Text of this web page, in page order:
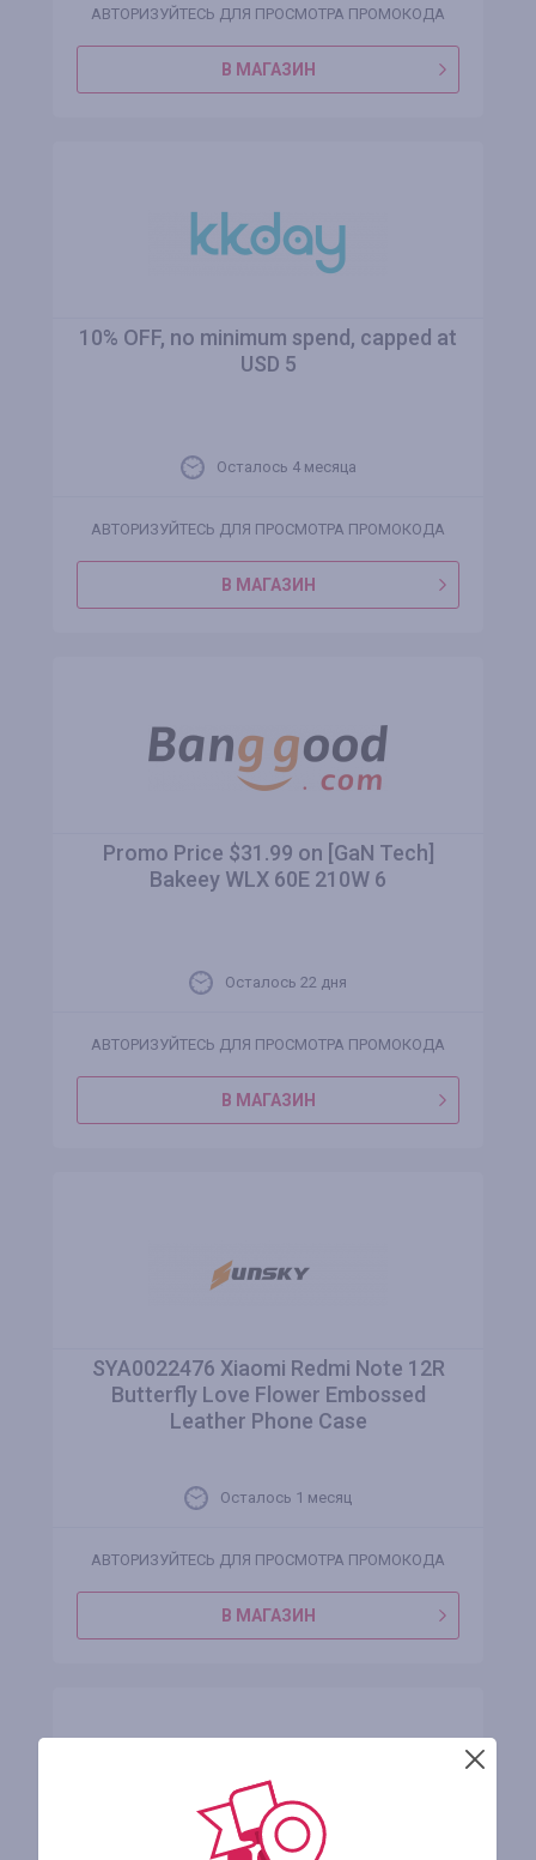
АВТОРИЗУЙТЕСЬ ДЛЯ ПРОСМОТРА ПРОМОКОДА
В МАГАЗИН
10% OFF, no minimum spend, capped at
USD 5
Осталось 4 месяца
АВТОРИЗУЙТЕСЬ ДЛЯ ПРОСМОТРА ПРОМОКОДА
В МАГАЗИН
Promo Price $31.99 on [GaN Tech]
Bakeey WLX 60E 210W 6
Осталось 22 дня
АВТОРИЗУЙТЕСЬ ДЛЯ ПРОСМОТРА ПРОМОКОДА
В МАГАЗИН
SYA0022476 Xiaomi Redmi Note 12R
Butterfly Love Flower Embossed
Leather Phone Case
Осталось 1 месяц
АВТОРИЗУЙТЕСЬ ДЛЯ ПРОСМОТРА ПРОМОКОДА
В МАГАЗИН